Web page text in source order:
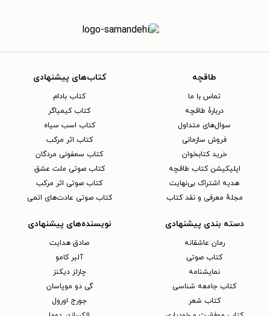
طاقچه
تماس با ما
دربارهٔ طاقچه
سوال‌های متداول
فروش سازمانی
خرید کتابخوان
اپلیکیشن کتاب طاقچه
هدیه اشتراک بی‌نهایت
مجلهٔ معرفی و نقد کتاب
کتاب‌های پیشنهادی
کتاب بادام
کتاب کیمیاگر
کتاب اسب سیاه
کتاب اثر مرکب
کتاب سمفونی مردگان
کتاب صوتی ملت عشق
کتاب صوتی اثر مرکب
کتاب صوتی عادت‌های اتمی
دسته بندی پیشنهادی
رمان عاشقانه
کتاب‌ صوتی
نمایشنامه
کتاب جامعه شناسی
کتاب شعر
نویسنده‌های پیشنهادی
صادق هدایت
آلبر کامو
چارلز دیکنز
گی دو موپاسان
جورج اورول